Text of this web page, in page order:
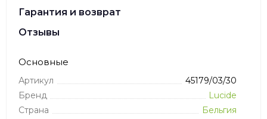
Гарантия и возврат
Отзывы
Основные
Артикул
45179/03/30
Бренд
Lucide
Страна
Бельгия